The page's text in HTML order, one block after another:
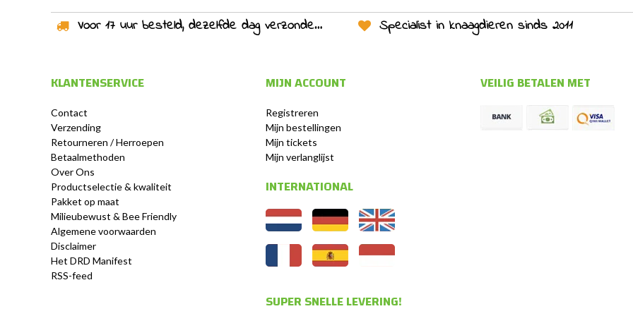
Voor 17 uur besteld, dezelfde dag verzonden! Specialist in knaagdieren sinds 2011
KLANTENSERVICE
Contact
Verzending
Retourneren / Herroepen
Betaalmethoden
Over Ons
Productselectie & kwaliteit
Pakket op maat
Milieubewust & Bee Friendly
Algemene voorwaarden
Disclaimer
Het DRD Manifest
RSS-feed
MIJN ACCOUNT
Registreren
Mijn bestellingen
Mijn tickets
Mijn verlanglijst
INTERNATIONAL
SUPER SNELLE LEVERING!
VEILIG BETALEN MET